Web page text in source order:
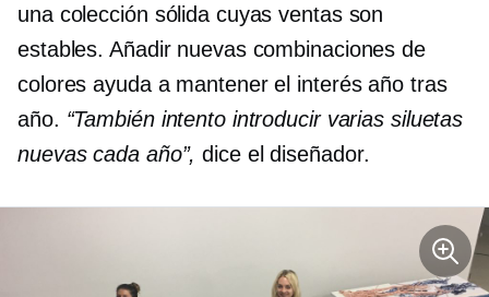
una colección sólida cuyas ventas son
estables. Añadir nuevas combinaciones de
colores ayuda a mantener el interés año tras
año. “También intento introducir varias siluetas
nuevas cada año”, dice el diseñador.